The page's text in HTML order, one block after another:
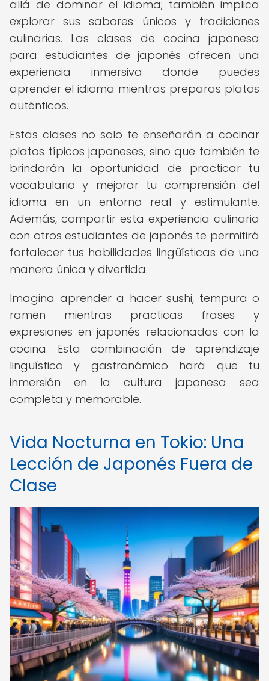
allá de dominar el idioma; también implica
explorar sus sabores únicos y tradiciones
culinarias. Las clases de cocina japonesa
para estudiantes de japonés ofrecen una
experiencia inmersiva donde puedes
aprender el idioma mientras preparas platos
auténticos.
Estas clases no solo te enseñarán a cocinar
platos típicos japoneses, sino que también te
brindarán la oportunidad de practicar tu
vocabulario y mejorar tu comprensión del
idioma en un entorno real y estimulante.
Además, compartir esta experiencia culinaria
con otros estudiantes de japonés te permitirá
fortalecer tus habilidades lingüísticas de una
manera única y divertida.
Imagina aprender a hacer sushi, tempura o
ramen mientras practicas frases y
expresiones en japonés relacionadas con la
cocina. Esta combinación de aprendizaje
lingüístico y gastronómico hará que tu
inmersión en la cultura japonesa sea
completa y memorable.
Vida Nocturna en Tokio: Una
Lección de Japonés Fuera de
Clase